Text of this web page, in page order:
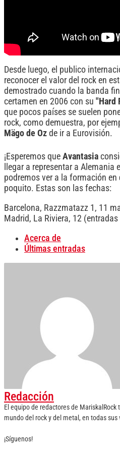
Desde luego, el publico
reconocer el valor del rock en
demostrado cuando la banda
certamen en 2006 con su "Hard
que pocos países se suelen
rock, como demuestra, por
Mägo de Oz de ir a Eurovisión.
¡Esperemos que Avantasia
llegar a representar a
podremos ver a la formación en
poquito. Estas son las fechas:
Barcelona, Razzmatazz 1, 11
Madrid, La Riviera, 12
Acerca de
Últimas entradas
Redacción
El equipo de redactores de MariskalRock
mundo del rock y del metal, en todas sus
¡Síguenos!